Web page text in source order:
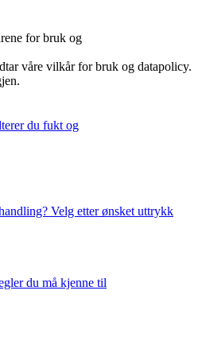
for bruk og
våre vilkår for bruk og datapolicy.
du fukt og
Velg etter ønsket uttrykk
du må kjenne til